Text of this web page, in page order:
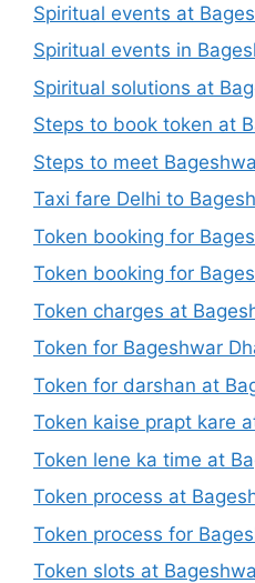
Spiritual events at
Spiritual events in
Spiritual solutions at
Steps to book token at
Steps to meet
Taxi fare Delhi to
Token booking for
Token booking for
Token charges at
Token for Bageshwar
Token for darshan at
Token kaise prapt kare
Token lene ka time at
Token process at
Token process for
Token slots at